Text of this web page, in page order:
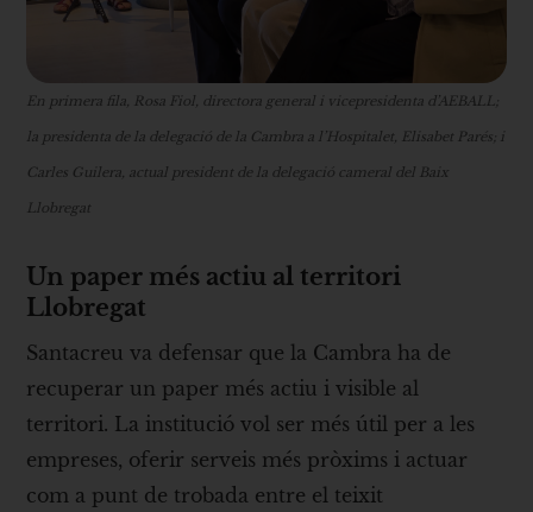
En primera fila, Rosa Fiol, directora general i vicepresidenta d’AEBALL;
la presidenta de la delegació de la Cambra a l’Hospitalet, Elisabet Parés; i
Carles Guilera, actual president de la delegació cameral del Baix
Llobregat
Un paper més actiu al territori
Llobregat
Santacreu va defensar que la Cambra ha de
recuperar un paper més actiu i visible al
territori. La institució vol ser més útil per a les
empreses, oferir serveis més pròxims i actuar
com a punt de trobada entre el teixit